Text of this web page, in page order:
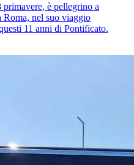
primavere, è pellegrino a
nel suo viaggio
11 anni di Pontificato.